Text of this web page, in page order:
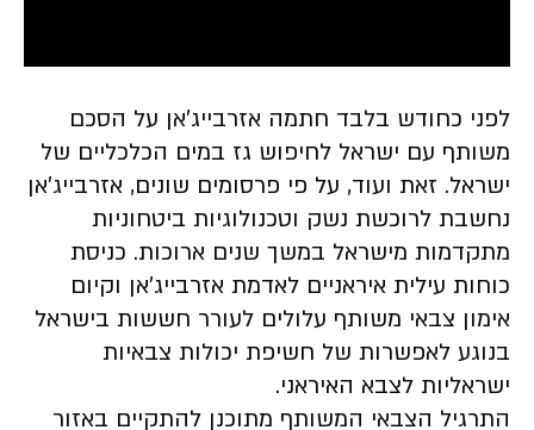
Video
לפני כחודש בלבד חתמה אזרבייג'אן על הסכם
משותף עם ישראל לחיפוש גז במים הכלכליים של
ישראל. זאת ועוד, על פי פרסומים שונים, אזרבייג'אן
נחשבת לרוכשת נשק וטכנולוגיות ביטחוניות
מתקדמות מישראל במשך שנים ארוכות. כניסת
כוחות עילית איראניים לאדמת אזרבייג'אן וקיום
אימון צבאי משותף עלולים לעורר חששות בישראל
בנוגע לאפשרות של חשיפת יכולות צבאיות
ישראליות לצבא האיראני.
התרגיל הצבאי המשותף מתוכנן להתקיים באזור